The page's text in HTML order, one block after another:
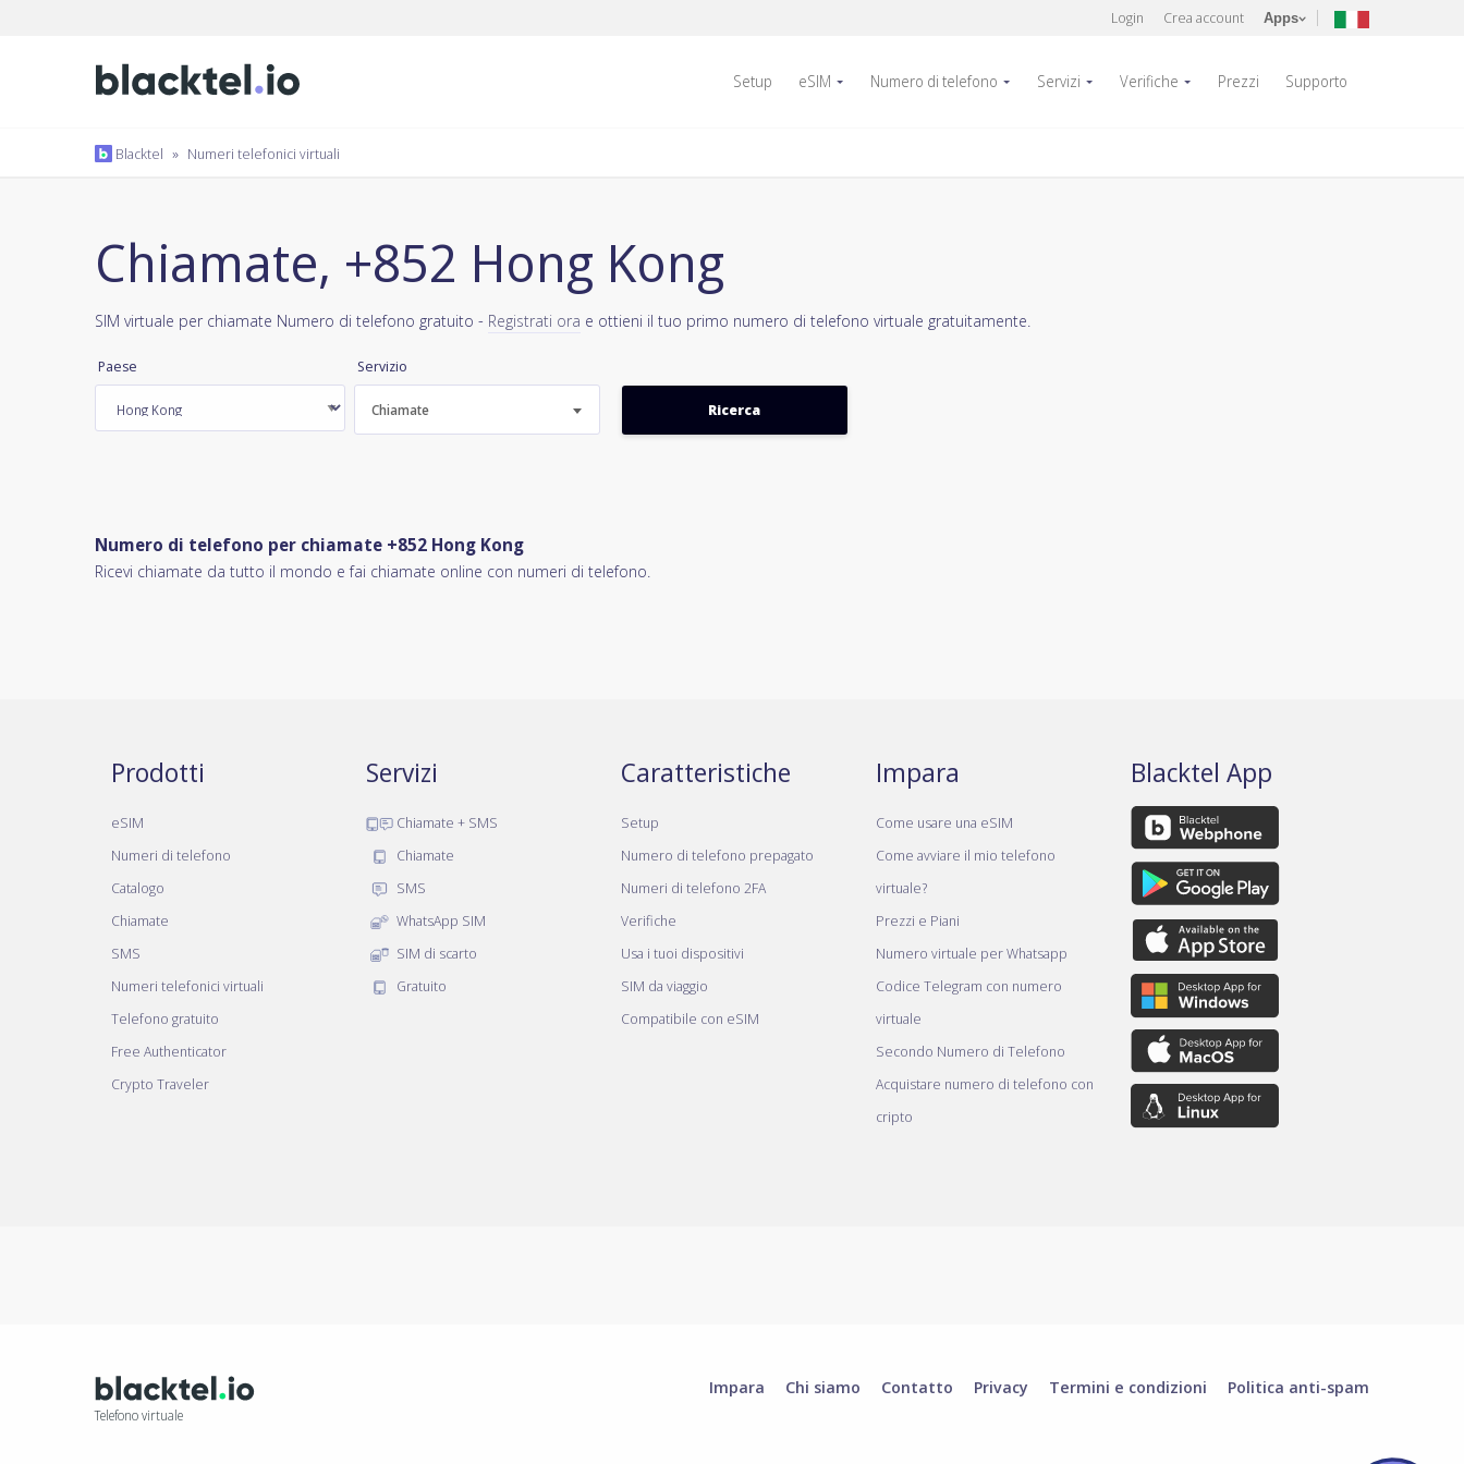
Login Crea account Apps
Setup eSIM Numero di telefono Servizi Verifiche Prezzi Supporto
Blacktel » Numeri telefonici virtuali
Chiamate, +852 Hong Kong
SIM virtuale per chiamate Numero di telefono gratuito - Registrati ora e ottieni il tuo primo numero di telefono virtuale gratuitamente.
Paese Servizio
Chiamate
Numero di telefono per chiamate +852 Hong Kong
Ricevi chiamate da tutto il mondo e fai chiamate online con numeri di telefono.
Prodotti
eSIM
Numeri di telefono
Catalogo
Chiamate
SMS
Numeri telefonici virtuali
Telefono gratuito
Free Authenticator
Crypto Traveler
Servizi
Chiamate + SMS
Chiamate
SMS
WhatsApp SIM
SIM di scarto
Gratuito
Caratteristiche
Setup
Numero di telefono prepagato
Numeri di telefono 2FA
Verifiche
Usa i tuoi dispositivi
SIM da viaggio
Compatibile con eSIM
Impara
Come usare una eSIM
Come avviare il mio telefono
virtuale?
Prezzi e Piani
Numero virtuale per Whatsapp
Codice Telegram con numero
virtuale
Secondo Numero di Telefono
Acquistare numero di telefono con
cripto
Blacktel App
Telefono virtuale
Impara Chi siamo Contatto Privacy Termini e condizioni Politica anti-spam